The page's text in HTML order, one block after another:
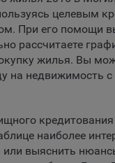
городе и
того, чтобы
файлы cookie,
Google Analytics.
о том, как
файлы cookie
посещаются чаще
целевым
При его помощи
рассчитаете
жилья. Вы
на недвижимость
кредитования
наиболее
выяснить